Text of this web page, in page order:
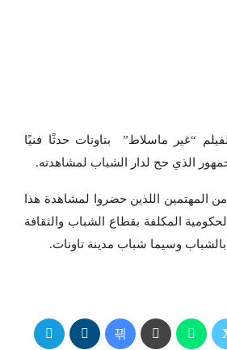
“غير ماسلاط” بتاونات حدثًا فنيًا
الذي حج لدار الشباب لمشاهدته.
المهتمين اللذين حضروا لمشاهدة هذا
المكلفة بقطاع الشباب والثقافة
بالشباب وسيما شباب مدينة تاونات.